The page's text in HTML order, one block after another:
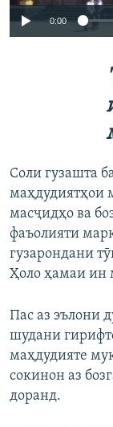
0:00
Соли гузашта
маҳдудиятҳои
масҷидҳо ва
фаъолияти
гузарондани
Ҳоло ҳамаи ин
Пас аз эълони
шудани
маҳдудияте
сокинон аз
доранд.